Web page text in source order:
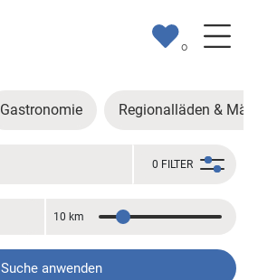
0
Gastronomie Regionalläden &
0 FILTER
Entfernung
10 km
Suche anwenden